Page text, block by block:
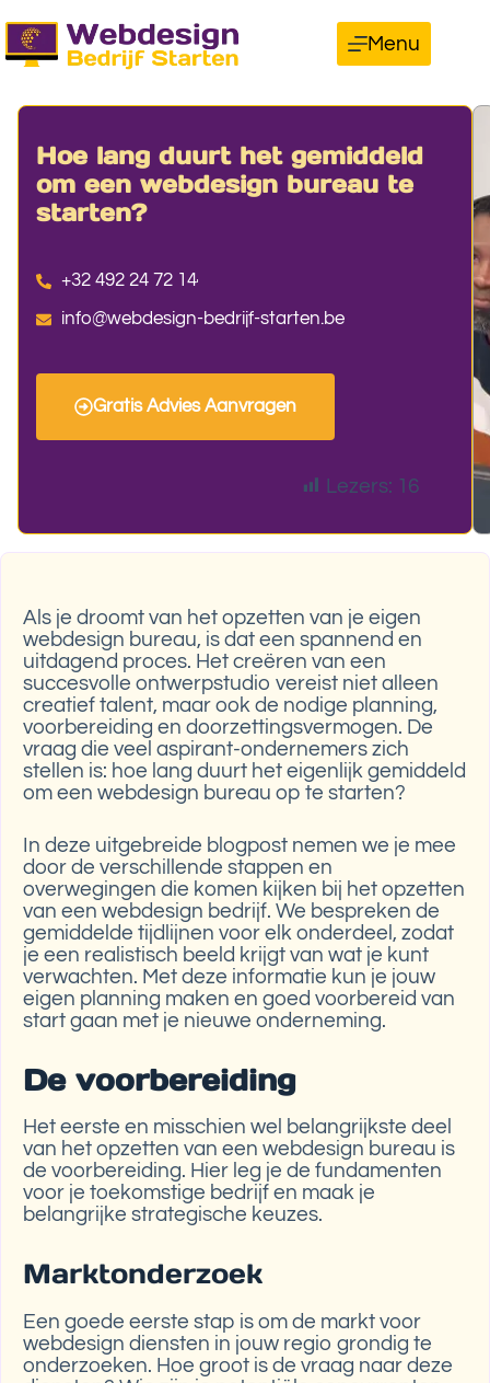
Menu
Hoe lang duurt het gemiddeld
om een webdesign bureau te
starten?
+32 492 24 72 14
info@webdesign-bedrijf-starten.be
Gratis Advies Aanvragen
Lezers: 16
Als je droomt van het opzetten van je eigen
webdesign bureau, is dat een spannend en
uitdagend proces. Het creëren van een
succesvolle ontwerpstudio vereist niet alleen
creatief talent, maar ook de nodige planning,
voorbereiding en doorzettingsvermogen. De
vraag die veel aspirant-ondernemers zich
stellen is: hoe lang duurt het eigenlijk gemiddeld
om een webdesign bureau op te starten?
In deze uitgebreide blogpost nemen we je mee
door de verschillende stappen en
overwegingen die komen kijken bij het opzetten
van een webdesign bedrijf. We bespreken de
gemiddelde tijdlijnen voor elk onderdeel, zodat
je een realistisch beeld krijgt van wat je kunt
verwachten. Met deze informatie kun je jouw
eigen planning maken en goed voorbereid van
start gaan met je nieuwe onderneming.
De voorbereiding
Het eerste en misschien wel belangrijkste deel
van het opzetten van een webdesign bureau is
de voorbereiding. Hier leg je de fundamenten
voor je toekomstige bedrijf en maak je
belangrijke strategische keuzes.
Marktonderzoek
Een goede eerste stap is om de markt voor
webdesign diensten in jouw regio grondig te
onderzoeken. Hoe groot is de vraag naar deze